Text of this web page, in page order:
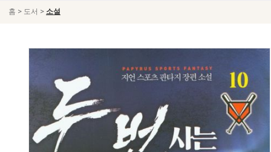
홈 > 도서 > 소설